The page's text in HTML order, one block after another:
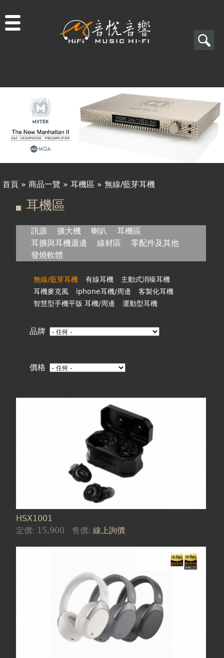
搜
表
單
搜
尋
您
在
首頁 » 商品一覽 » 耳機區 » 無線/藍芽耳機
耳機區
訊源 擴大機 喇叭
耳機區
耳擴與耳機週邊
線材區
零配件及其他
發燒軟體
無線/藍芽耳機 有線耳機
主動式消噪耳機
耳機麥克風
iphone耳機/周邊
客製化耳機
智慧型手機平版 耳機/周邊
運動型耳機
品牌
價格
HSX1001
定價: 15,900 售價:線上詢價